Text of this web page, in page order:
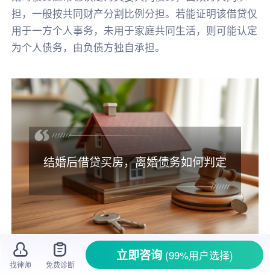
担，一般按共同财产分割比例分担。若能证明该借贷仅
用于一方个人事务，未用于家庭共同生活，则可能认定
为个人债务，由负债方独自承担。
结婚后借贷买房，离婚债务如何判定
结婚本是一件幸福的事，可现实中，不少夫
找律师 免费诊断
立即咨询 (99%用户选择)